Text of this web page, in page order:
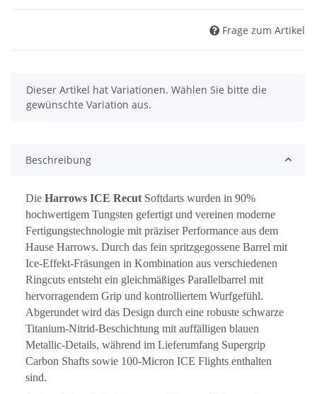
Frage zum Artikel
x
Dieser Artikel hat Variationen. Wählen Sie bitte die
gewünschte Variation aus.
Beschreibung
Die Harrows ICE Recut Softdarts wurden in 90%
hochwertigem Tungsten gefertigt und vereinen moderne
Fertigungstechnologie mit präziser Performance aus dem
Hause Harrows. Durch das fein spritzgegossene Barrel mit
Ice-Effekt-Fräsungen in Kombination aus verschiedenen
Ringcuts entsteht ein gleichmäßiges Parallelbarrel mit
hervorragendem Grip und kontrolliertem Wurfgefühl.
Abgerundet wird das Design durch eine robuste schwarze
Titanium-Nitrid-Beschichtung mit auffälligen blauen
Metallic-Details, während im Lieferumfang Supergrip
Carbon Shafts sowie 100-Micron ICE Flights enthalten
sind.